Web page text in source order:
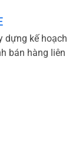
dựng kế hoạch
bán hàng liên